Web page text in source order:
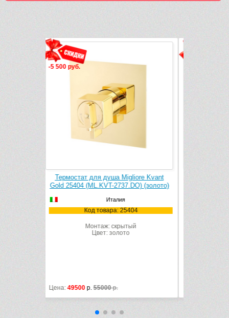
-2 640 руб.
Смеситель для душа Migliore Kvant
Gold 25400 (ML.KVT-2730.DO) (золото)
Италия
Код товара: 25400
Монтаж: скрытый
Цвет: золото
Цена:23760р.26400р.